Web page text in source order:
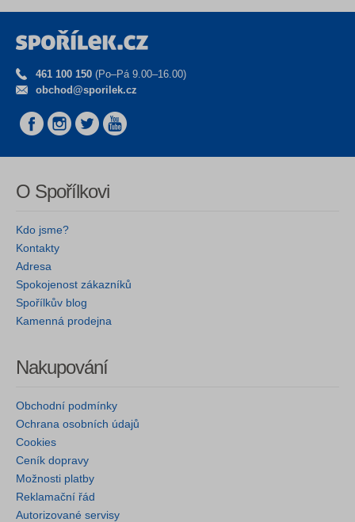
461 100 150 (Po–Pá 9.00–16.00)
obchod@sporilek.cz
O Spořílkovi
Kdo jsme?
Kontakty
Adresa
Spokojenost zákazníků
Spořílkův blog
Kamenná prodejna
Nakupování
Obchodní podmínky
Ochrana osobních údajů
Cookies
Ceník dopravy
Možnosti platby
Reklamační řád
Autorizované servisy